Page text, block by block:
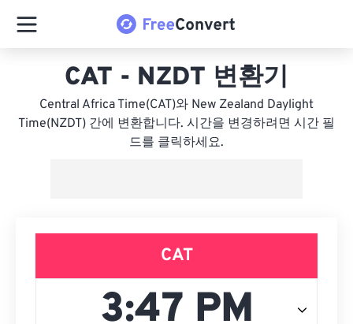
CAT - NZDT 변환기
Central Africa Time(CAT)와 New Zealand Daylight
Time(NZDT) 간에 변환합니다. 시간을 변경하려면 시간 필
드를 클릭하세요.
CAT